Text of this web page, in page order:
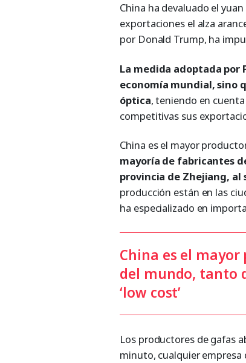
China ha devaluado el
exportaciones el alza
por Donald Trump, ha
La medida adoptada por
economía mundial, sino
óptica, teniendo en
competitivas sus
China es el mayor
mayoría de fabricantes
provincia de Zhejiang, al
producción están en las
ha especializado en
China es el
del mundo, tanto
‘low cost’
Los productores de gafas
minuto, cualquier